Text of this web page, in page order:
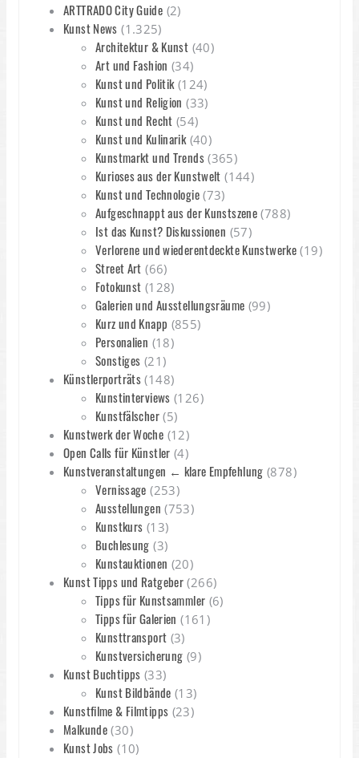
ARTTRADO City Guide (2)
Kunst News (1.325)
Architektur & Kunst (40)
Art und Fashion (34)
Kunst und Politik(124)
Kunst und Religion (33)
Kunst und Recht (54)
Kunst und Kulinarik(40)
Kunstmarkt und Trends(365)
Kurioses aus der Kunstwelt (144)
Kunst und Technologie(73)
Aufgeschnappt aus der Kunstszene (788)
Ist das Kunst? Diskussionen (57)
Verlorene und wiederentdeckte Kunstwerke (19)
Street Art (66)
Fotokunst (128)
Galerien und Ausstellungsräume (99)
Kurz und Knapp (855)
Personalien (18)
Sonstiges (21)
Künstlerporträts (148)
Kunstinterviews (126)
Kunstfälscher(5)
Kunstwerk der Woche (12)
Open Calls für Künstler (4)
Kunstveranstaltungen ← klare Empfehlung (878)
Vernissage (253)
Ausstellungen (753)
Kunstkurs (13)
Buchlesung (3)
Kunstauktionen (20)
Kunst Tipps und Ratgeber (266)
Tipps für Kunstsammler (6)
Tipps für Galerien (161)
Kunsttransport (3)
Kunstversicherung (9)
Kunst Buchtipps (33)
Kunst Bildbände (13)
Kunstfilme & Filmtipps (23)
Malkunde (30)
Kunst Jobs (10)